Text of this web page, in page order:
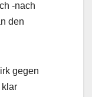
-nach
den
gegen
klar